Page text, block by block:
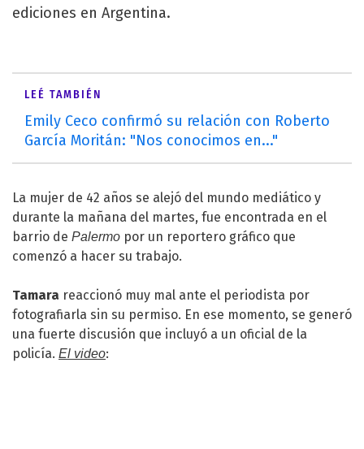
ediciones en Argentina.
LEÉ TAMBIÉN
Emily Ceco confirmó su relación con Roberto
García Moritán: "Nos conocimos en..."
La mujer de 42 años se alejó del mundo mediático y
durante la mañana del martes, fue encontrada en el
barrio de Palermo por un reportero gráfico que
comenzó a hacer su trabajo.
Tamara reaccionó muy mal ante el periodista por
fotografiarla sin su permiso. En ese momento, se generó
una fuerte discusión que incluyó a un oficial de la
policía. El video: